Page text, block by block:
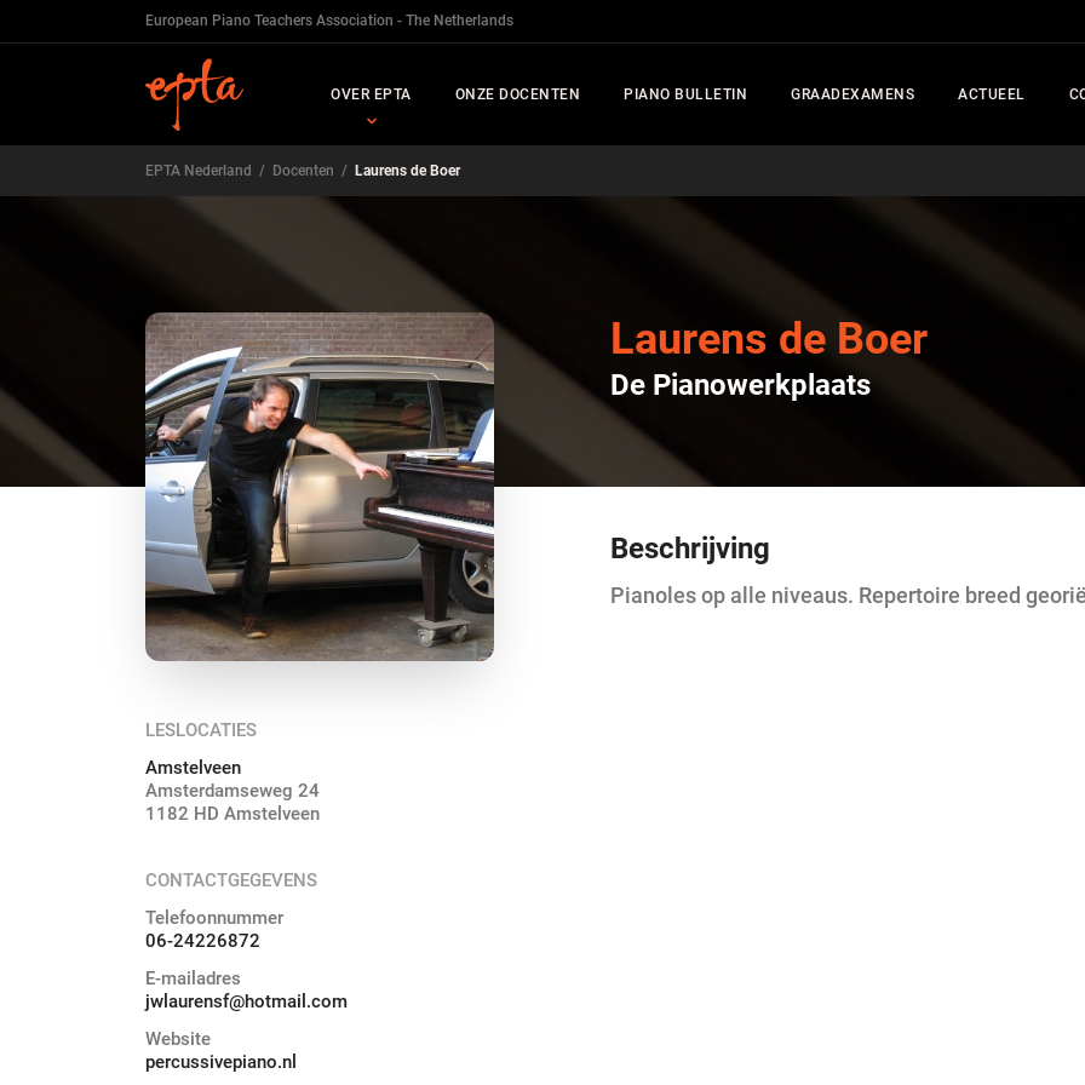
European Piano Teachers Association - The Netherlands
OVER EPTA ONZE DOCENTEN PIANO BULLETIN GRAADEXAMENS ACTUEEL
EPTA Nederland / Docenten / Laurens de Boer
LESLOCATIES
Amstelveen
Amsterdamseweg 24
1182 HD Amstelveen
CONTACTGEGEVENS
Telefoonnummer
06-24226872
E-mailadres
jwlaurensf@hotmail.com
Website
percussivepiano.nl
Laurens de Boer
De Pianowerkplaats
Beschrijving
Pianoles op alle niveaus. Repertoire breed